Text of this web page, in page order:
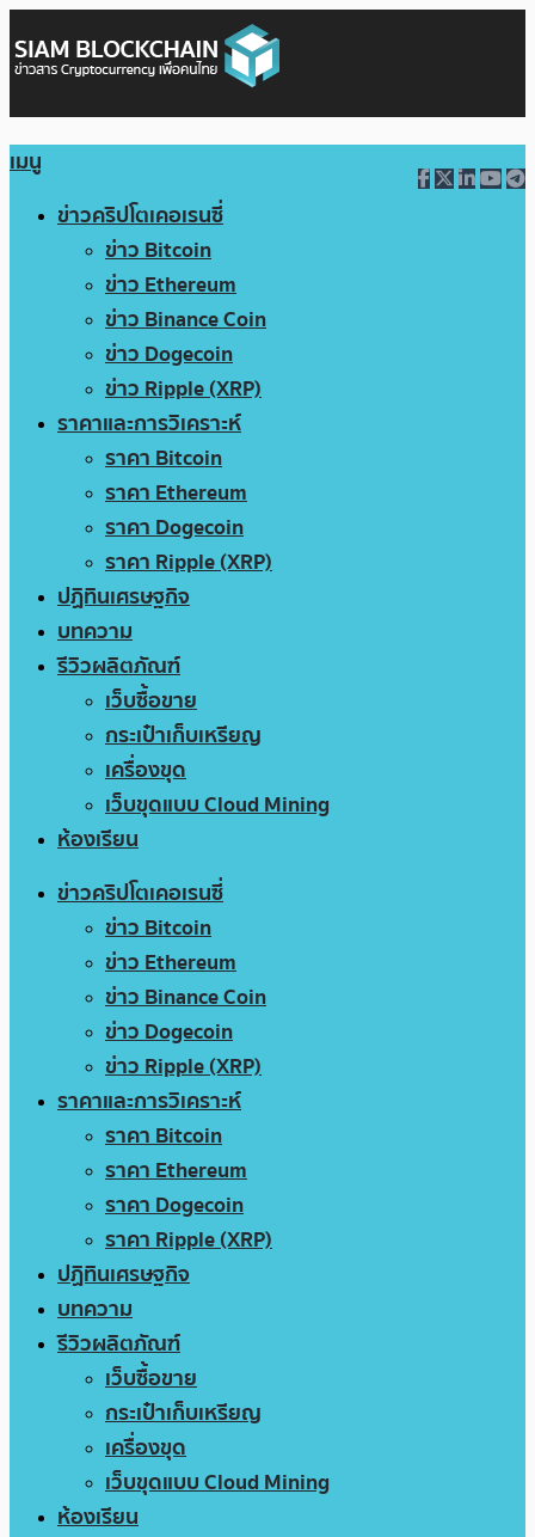
เมนู
ข่าวคริปโตเคอเรนซี่
ข่าว Bitcoin
ข่าว Ethereum
ข่าว Binance Coin
ข่าว Dogecoin
ข่าว Ripple (XRP)
ราคาและการวิเคราะห์
ราคา Bitcoin
ราคา Ethereum
ราคา Dogecoin
ราคา Ripple (XRP)
ปฏิทินเศรษฐกิจ
บทความ
รีวิวผลิตภัณฑ์
เว็บซื้อขาย
กระเป๋าเก็บเหรียญ
เครื่องขุด
เว็บขุดแบบ Cloud Mining
ห้องเรียน
ข่าวคริปโตเคอเรนซี่
ข่าว Bitcoin
ข่าว Ethereum
ข่าว Binance Coin
ข่าว Dogecoin
ข่าว Ripple (XRP)
ราคาและการวิเคราะห์
ราคา Bitcoin
ราคา Ethereum
ราคา Dogecoin
ราคา Ripple (XRP)
ปฏิทินเศรษฐกิจ
บทความ
รีวิวผลิตภัณฑ์
เว็บซื้อขาย
กระเป๋าเก็บเหรียญ
เครื่องขุด
เว็บขุดแบบ Cloud Mining
ห้องเรียน